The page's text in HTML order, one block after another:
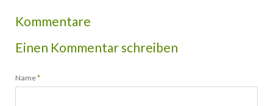
Kommentare
Einen Kommentar schreiben
Pflichtfeld
Name*